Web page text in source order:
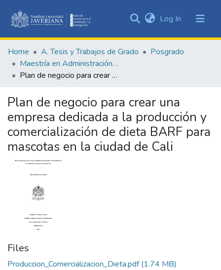
&
Collections
Statistics
Log In (current)
Home A. Tesis y Trabajos de Grado
Posgrado
Maestría en Administración de Empresas
Plan de negocio para crear una empresa dedicada a la producción y comercialización de dieta BARF para mascotas en la ciudad de Cali
Plan de negocio para crear una
empresa dedicada a la producción y
comercialización de dieta BARF para
mascotas en la ciudad de Cali
Files
Produccion_Comercializacion_Dieta.pdf(1.74 MB)